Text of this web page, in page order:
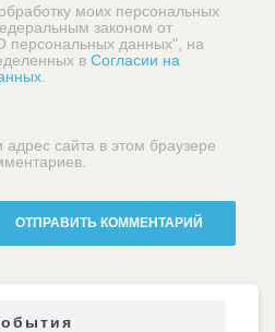
моих персональных
законом от
персональных данных", на
в Согласии на
сайта в этом браузере